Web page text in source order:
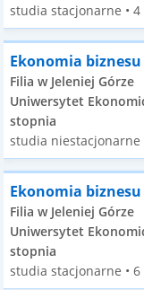
studia stacjonarne •
Ekonomia
Filia w Jeleniej Górze
Uniwersytet
stopnia
studia niestacjonarne
Ekonomia
Filia w Jeleniej Górze
Uniwersytet
stopnia
studia stacjonarne •